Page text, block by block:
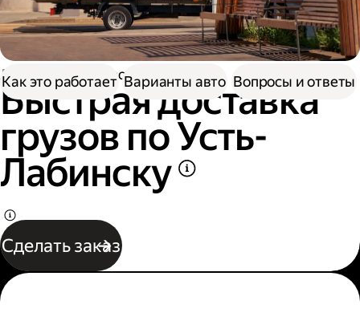
Доставка Грузоперевозки
Быстрая доставка
грузов по Усть-
Лабинску
Сделать заказ
Как это работает Варианты авто Вопросы и ответы